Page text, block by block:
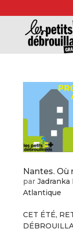
Nantes. Où
par Jadranka
Atlantique
CET ÉTÉ,